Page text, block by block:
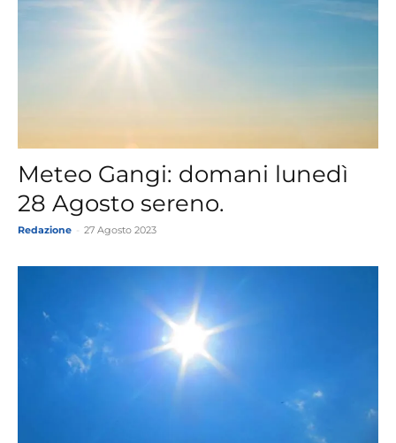
Meteo Gangi: domani lunedì
28 Agosto sereno.
Redazione 27 Agosto 2023